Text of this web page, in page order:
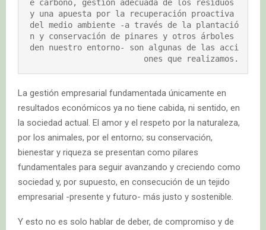
e carbono, gestión adecuada de los residuos
y una apuesta por la recuperación proactiva
del medio ambiente -a través de la plantació
n y conservación de pinares y otros árboles
den nuestro entorno- son algunas de las acci
ones que realizamos.
La gestión empresarial fundamentada únicamente en
resultados económicos ya no tiene cabida, ni sentido, en
la sociedad actual. El amor y el respeto por la naturaleza,
por los animales, por el entorno; su conservación,
bienestar y riqueza se presentan como pilares
fundamentales para seguir avanzando y creciendo como
sociedad y, por supuesto, en consecución de un tejido
empresarial -presente y futuro- más justo y sostenible.
Y esto no es solo hablar de deber, de compromiso y de